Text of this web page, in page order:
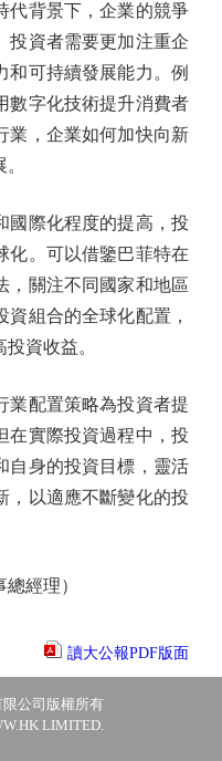
背景下，企業的競爭
投資者需要更加注重企
和可持續發展能力。例
數字化技術提升消費者
業，企業如何加快向新
際化程度的提高，投
化。可以借鑒巴菲特在
，關注不同國家和地區
組合的全球化配置，
資收益。
配置策略為投資者提
在實際投資過程中，投
自身的投資目標，靈活
，以適應不斷變化的投
經理）
讀大公報PDF版面
公司版權所有
LIMITED.